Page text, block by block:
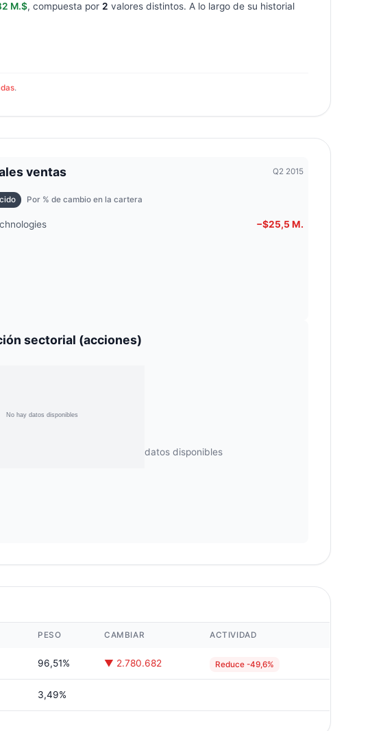
M.$, compuesta por 2 valores distintos. A lo largo de su historial
.
ventas Q2 2015
Por % de cambio en la cartera
−$25,5 M.
sectorial (acciones)
No hay datos disponibles
PESO CAMBIAR ACTIVIDAD
96,51% ▼ 2.780.682 Reduce -49,6%
3,49%